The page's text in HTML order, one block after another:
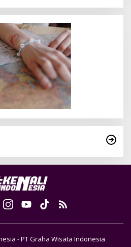
- PT Graha Wisata Indonesia